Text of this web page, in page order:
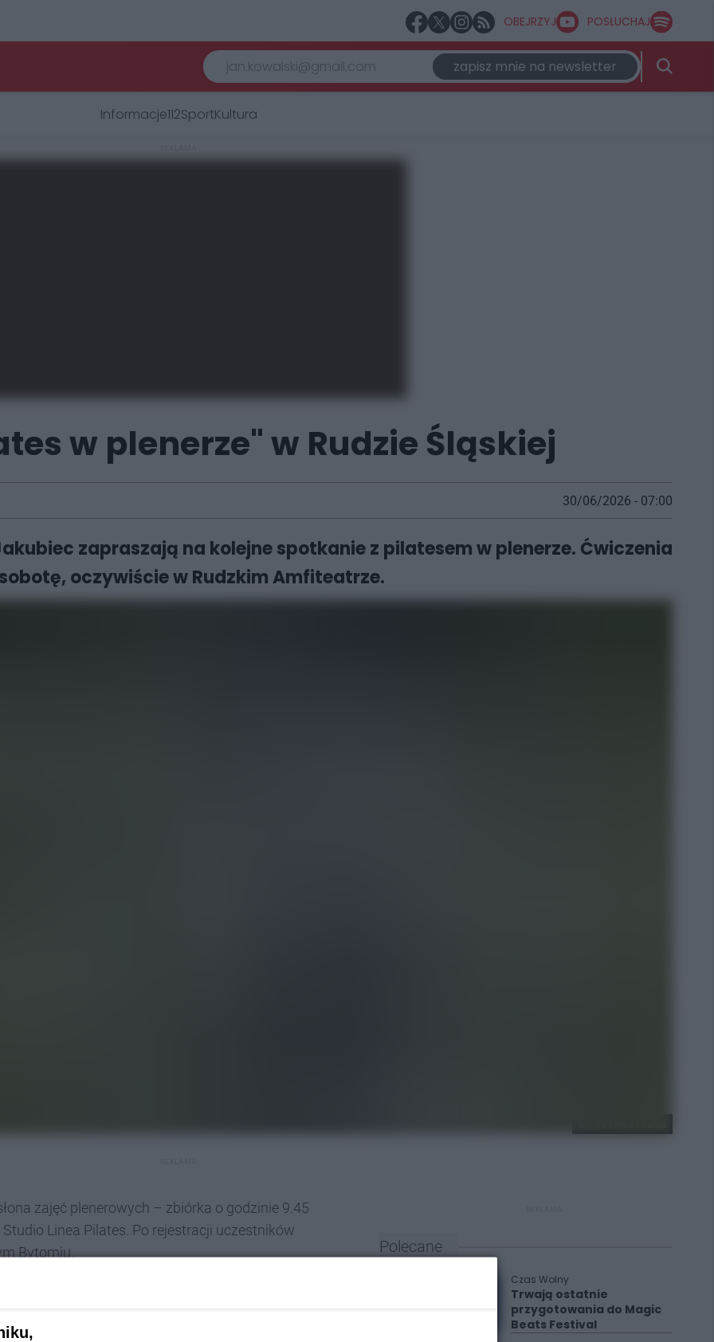
OBEJRZYJ POSŁUCHAJ
zapisz mnie na newsletter
Informacje112SportKultura
w plenerze" w Rudzie Śląskiej
30/06/2026 - 07:00
zapraszają na kolejne spotkanie z pilatesem w plenerze. Ćwiczenia
oczywiście w Rudzkim Amfiteatrze.
zajęć plenerowych – zbiórka o godzinie 9.45
Linea Pilates. Po rejestracji uczestników
Bytomiu.
- dzieci mile widziane - na czas zajęć
Polecane
Czas Wolny
Trwają ostatnie
przygotowania do Magic
Beats Festival